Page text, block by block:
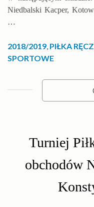
Niedbalski Kacper,
…
2018/2019 PIŁKA
SPORTOWE
Turniej
obchodów